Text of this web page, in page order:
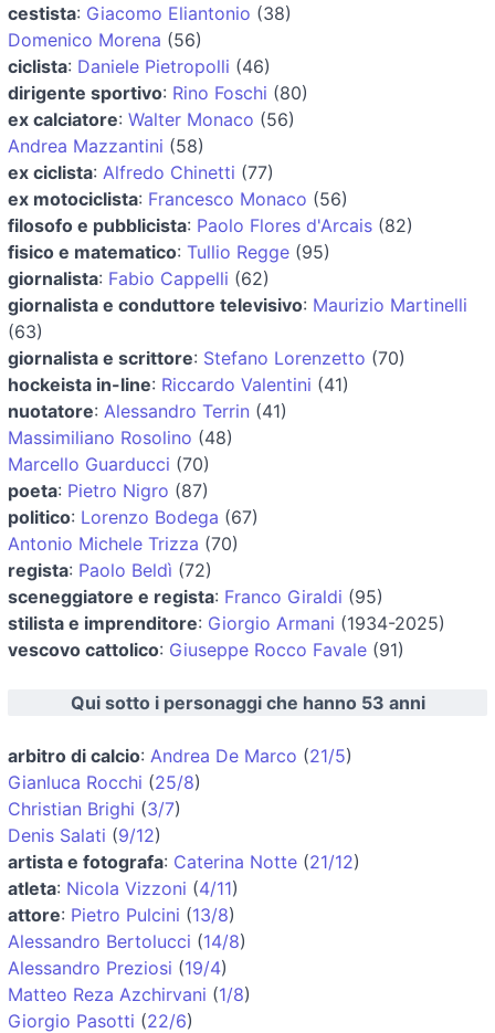
cestista: Giacomo Eliantonio (38)
Domenico Morena (56)
ciclista: Daniele Pietropolli (46)
dirigente sportivo: Rino Foschi (80)
ex calciatore: Walter Monaco (56)
Andrea Mazzantini (58)
ex ciclista: Alfredo Chinetti (77)
ex motociclista: Francesco Monaco (56)
filosofo e pubblicista: Paolo Flores d'Arcais (82)
fisico e matematico: Tullio Regge (95)
giornalista: Fabio Cappelli (62)
giornalista e conduttore televisivo: Maurizio Martinelli
(63)
giornalista e scrittore: Stefano Lorenzetto (70)
hockeista in-line: Riccardo Valentini (41)
nuotatore: Alessandro Terrin (41)
Massimiliano Rosolino (48)
Marcello Guarducci (70)
poeta: Pietro Nigro (87)
politico: Lorenzo Bodega (67)
Antonio Michele Trizza (70)
regista: Paolo Beldì (72)
sceneggiatore e regista: Franco Giraldi (95)
stilista e imprenditore: Giorgio Armani (1934-2025)
vescovo cattolico: Giuseppe Rocco Favale (91)
Qui sotto i personaggi che hanno 53 anni
arbitro di calcio: Andrea De Marco (21/5)
Gianluca Rocchi (25/8)
Christian Brighi (3/7)
Denis Salati (9/12)
artista e fotografa: Caterina Notte (21/12)
atleta: Nicola Vizzoni (4/11)
attore: Pietro Pulcini (13/8)
Alessandro Bertolucci (14/8)
Alessandro Preziosi (19/4)
Matteo Reza Azchirvani (1/8)
Giorgio Pasotti (22/6)